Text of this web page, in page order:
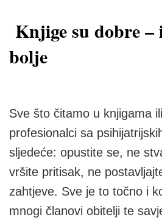
Knjige su dobre –
bolje
Sve što čitamo u knjigama
profesionalci sa
sljedeće: opustite se, ne
vršite pritisak, ne
zahtjeve. Sve je to točno i
mnogi članovi obitelji te